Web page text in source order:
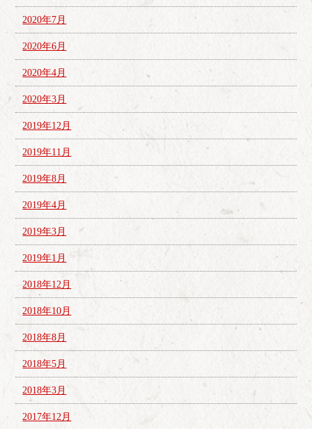
2020年7月
2020年6月
2020年4月
2020年3月
2019年12月
2019年11月
2019年8月
2019年4月
2019年3月
2019年1月
2018年12月
2018年10月
2018年8月
2018年5月
2018年3月
2017年12月